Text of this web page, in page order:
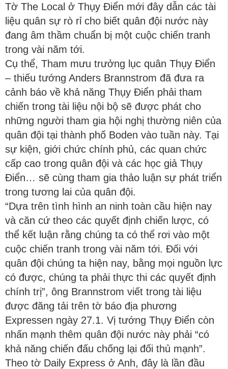
Tờ The Local ở Thụy Điển mới đây dẫn các tài
liệu quân sự rò rỉ cho biết quân đội nước này
đang âm thầm chuẩn bị một cuộc chiến tranh
trong vài năm tới.
Cụ thể, Tham mưu trưởng lục quân Thụy Điển
– thiếu tướng Anders Brannstrom đã đưa ra
cảnh báo về khả năng Thụy Điển phải tham
chiến trong tài liệu nội bộ sẽ được phát cho
những người tham gia hội nghị thường niên của
quân đội tại thành phố Boden vào tuần này. Tại
sự kiện, giới chức chính phủ, các quan chức
cấp cao trong quân đội và các học giả Thụy
Điển… sẽ cùng tham gia thảo luận sự phát triển
trong tương lai của quân đội.
“Dựa trên tình hình an ninh toàn cầu hiện nay
và căn cứ theo các quyết định chiến lược, có
thể kết luận rằng chúng ta có thể rơi vào một
cuộc chiến tranh trong vài năm tới. Đối với
quân đội chúng ta hiện nay, bằng mọi nguồn lực
có được, chúng ta phải thực thi các quyết định
chính trị”, ông Brannstrom viết trong tài liệu
được đăng tải trên tờ báo địa phương
Expressen ngày 27.1. Vị tướng Thụy Điển còn
nhấn mạnh thêm quân đội nước này phải “có
khả năng chiến đấu chống lại đối thủ mạnh”.
Theo tờ Daily Express ở Anh, đây là lần đầu